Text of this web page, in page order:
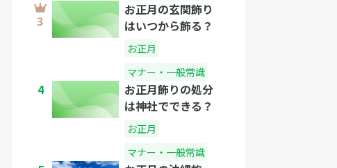
お正月の玄関飾り
はいつから飾る？
お正月
マナー・一般常識
4
お正月飾りの処分
は神社でできる？
お正月
マナー・一般常識